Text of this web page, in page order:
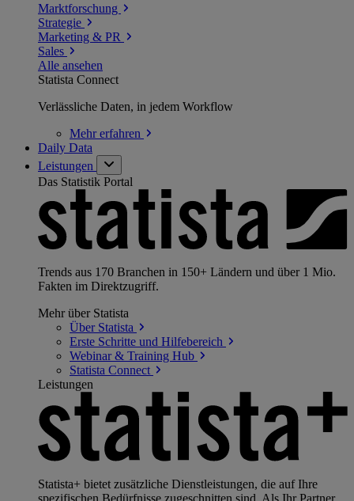
Marktforschung
Strategie
Marketing & PR
Sales
Alle ansehen
Statista Connect
Verlässliche Daten, in jedem Workflow
Mehrerfahren
Daily Data
Leistungen
Das Statistik Portal
Trends aus 170 Branchen in 150+ Ländern und über 1 Mio.
Fakten im Direktzugriff.
Mehr über Statista
Über Statista
Erste Schritte und Hilfebereich
Webinar & Training Hub
Statista Connect
Leistungen
Statista+ bietet zusätzliche Dienstleistungen, die auf Ihre
spezifischen Bedürfnisse zugeschnitten sind. Als Ihr Partner